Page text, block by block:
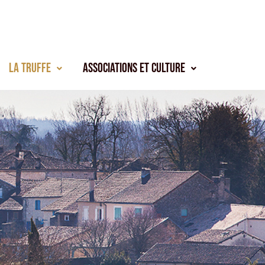
La truffe Associations et culture